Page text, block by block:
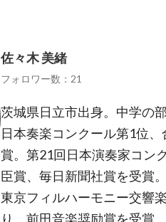
佐々木 美緒
フォロワー数：21
茨城県日立市出身。中学の
日本奏楽コンクール第1位
賞。第21回日本演奏家コン
臣賞、毎日新聞社賞を受賞
東京フィルハーモニー交響
り、前田音楽奨励賞を受賞